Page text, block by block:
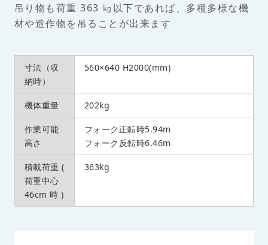
吊り物も荷重 363 ㎏以下であれば、多種多様な機
材や造作物を吊ることが出来ます
寸法（収
納時）
560×640 H2000(mm)
機体重量 202kg
作業可能
高さ
フォーク正転時5.94m
フォーク反転時6.46m
積載荷重 (
荷重中心
46cm 時 )
363kg